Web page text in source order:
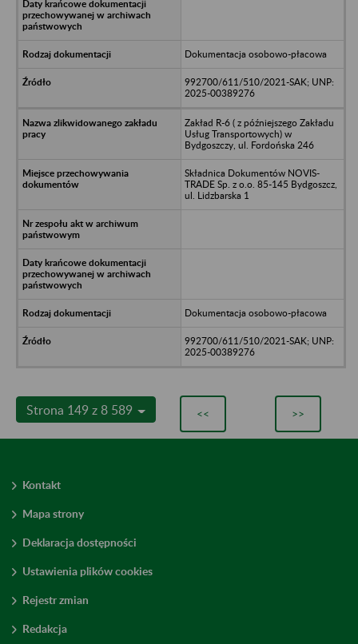
Dokumentacja osobowo-płacowa
992700/611/510/2021-SAK; UNP:
2025-00389276
Zakład R-6 ( z późniejszego Zakładu
Usług Transportowych) w
Bydgoszczy, ul. Fordońska 246
Składnica Dokumentów NOVIS-
TRADE Sp. z o.o. 85-145 Bydgoszcz,
ul. Lidzbarska 1
Dokumentacja osobowo-płacowa
992700/611/510/2021-SAK; UNP:
2025-00389276
Strona 149 z 8 589 << >>
Kontakt
Mapa strony
Deklaracja dostępności
Ustawienia plików cookies
Rejestr zmian
Redakcja